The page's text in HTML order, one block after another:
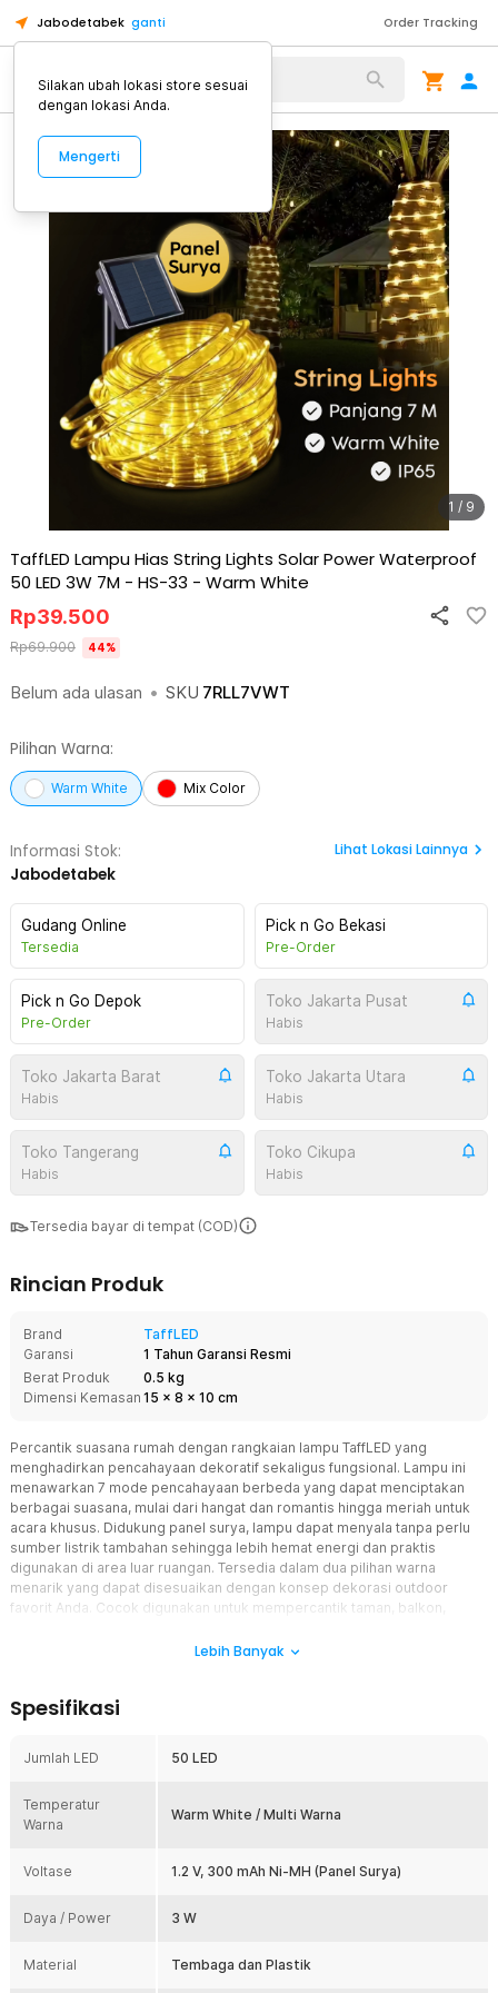
Jabodetabek ganti Order Tracking
Alat Kopi
1 / 9
TaffLED Lampu Hias String Lights Solar Power Waterproof
50 LED 3W 7M - HS-33 - Warm White
Belum ada ulasan • SKU 7RLL7VWT
Rp39.500
Rp69.900 44%
Pilihan Warna:
Warm White Mix Color
Informasi Stok:
Jabodetabek
Lihat Lokasi Lainnya
Gudang Online
Tersedia
Pick n Go Bekasi
Pre-Order
Pick n Go Depok
Pre-Order
Toko Jakarta Pusat
Habis
Toko Jakarta Barat
Habis
Toko Jakarta Utara
Habis
Toko Tangerang
Habis
Toko Cikupa
Habis
Tersedia bayar di tempat (COD)
Rincian Produk
Brand
TaffLED
Garansi
1 Tahun Garansi Resmi
Berat Produk
0.5 kg
Dimensi Kemasan 15 x 8 x 10 cm
Percantik suasana rumah dengan rangkaian lampu TaffLED yang
menghadirkan pencahayaan dekoratif sekaligus fungsional. Lampu ini
menawarkan 7 mode pencahayaan berbeda yang dapat menciptakan
berbagai suasana, mulai dari hangat dan romantis hingga meriah untuk
acara khusus. Didukung panel surya, lampu dapat menyala tanpa perlu
sumber listrik tambahan sehingga lebih hemat energi dan praktis
digunakan di area luar ruangan. Tersedia dalam dua pilihan warna
menarik yang dapat disesuaikan dengan konsep dekorasi outdoor
favorit Anda. Cocok digunakan untuk mempercantik taman, balkon,
Panel Surya Hemat Listrik
menjadi sumber daya untuk menyalakan lampu. Anda tidak perlu
sekaligus ramah lingkungan untuk penggunaan jangka panjang.
Lampu ini menawarkan 7 mode pencahayaan yang dapat dipilih
sesuai kebutuhan dekorasi. Anda dapat mengganti efek lampu
menciptakan suasana yang berbeda. Mode pengaturan ini
pesta, dekorasi taman, maupun pencahayaan santai di malam hari.
Lebih Banyak
Spesifikasi
Jumlah LED 50 LED
Temperatur
Warna
Warm White / Multi Warna
Voltase 1.2 V, 300 mAh Ni-MH (Panel Surya)
Daya / Power 3 W
Material Tembaga dan Plastik
Silakan ubah lokasi store sesuai
dengan lokasi Anda.
Mengerti